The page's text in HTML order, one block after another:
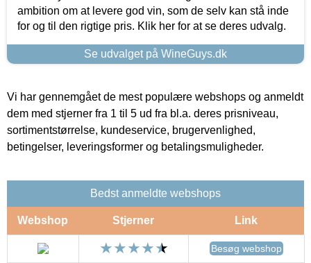
ambition om at levere god vin, som de selv kan stå inde
for og til den rigtige pris. Klik her for at se deres udvalg.
Se udvalget på WineGuys.dk
Vi har gennemgået de mest populære webshops og anmeldt
dem med stjerner fra 1 til 5 ud fra bl.a. deres prisniveau,
sortimentstørrelse, kundeservice, brugervenlighed,
betingelser, leveringsformer og betalingsmuligheder.
Bedst anmeldte webshops
Webshop Stjerner Link
Besøg webshop